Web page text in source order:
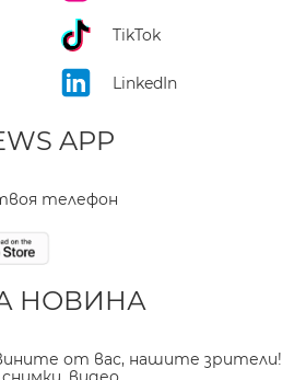
TikTok
LinkedIn
APP
телефон
НОВИНА
от вас, нашите зрители!